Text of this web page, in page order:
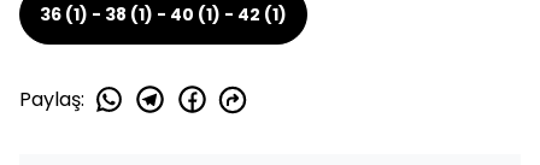
36 (1) - 38 (1) - 40 (1) - 42 (1)
Paylaş: